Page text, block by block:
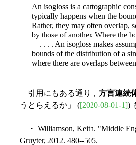
An isogloss is a cartographic
typically happens when the
Rather, they may often overlap,
by those of another. Where the
. . . . An isogloss makes
bounds of the distribution of a
where there are overlaps
引用にもある通り， 方言連続
うとらえるか」 ([2020-08-01-1])
・ Williamson, Keith. "Middle
Gruyter, 2012. 480--505.